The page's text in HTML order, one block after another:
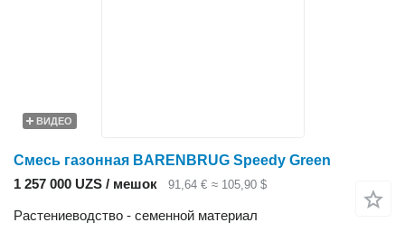
ВИДЕО
Смесь газонная BARENBRUG Speedy Green
1 257 000 UZS / мешок
91,64 € ≈ 105,90 $
Растениеводство - семенной материал